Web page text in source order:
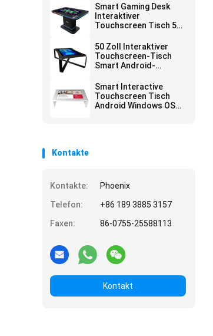
Smart Gaming Desk
Interaktiver
Touchscreen Tisch 500
Einkaufszentrum
50 Zoll Interaktiver
Touchscreen-Tisch
Smart Android-
Smart Interactive
Touchscreen Tisch
Android Windows OS
Kontakte
Kontakte:
Phoenix
Telefon:
+86 189 3885 3157
Faxen:
86-0755-25588113
Kontakt